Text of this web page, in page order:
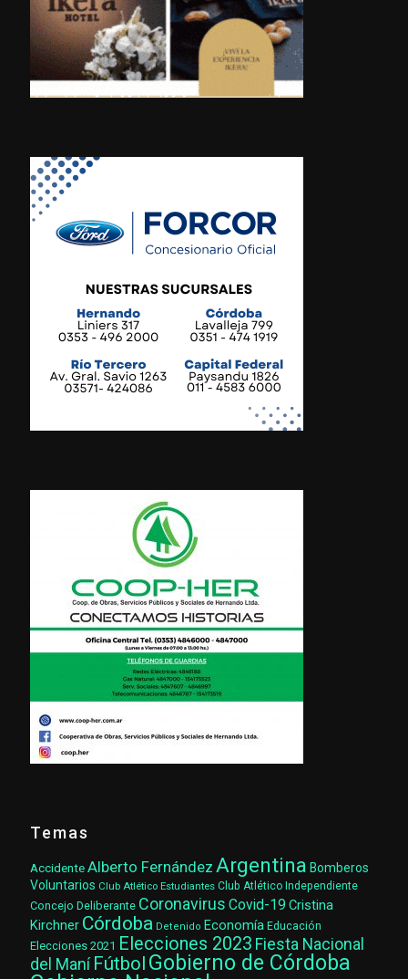
Temas
AccidenteAlberto Fernández Argentina Bomberos
Voluntarios Club Atlético Estudiantes Club Atlético Independiente
Concejo Deliberante Coronavirus Covid-19 Cristina
Kirchner Córdoba Detenido Economía Educación
Elecciones 2021 Elecciones 2023 Fiesta Nacional
del Maní Fútbol Gobierno de Córdoba